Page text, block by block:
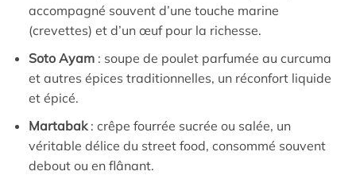
accompagné souvent d’une touche marine
(crevettes) et d’un œuf pour la richesse.
Soto Ayam: soupe de poulet parfumée au curcuma
et autres épices traditionnelles, un réconfort liquide
et épicé.
Martabak: crêpe fourrée sucrée ou salée, un
véritable délice du street food, consommé souvent
debout ou en flânant.